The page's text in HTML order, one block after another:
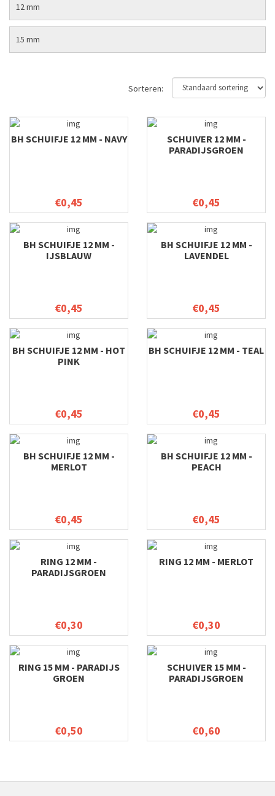
12 mm
15 mm
Sorteren:
BH SCHUIFJE 12 MM - NAVY
€0,45
SCHUIVER 12 MM -
PARADIJSGROEN
€0,45
BH SCHUIFJE 12 MM -
IJSBLAUW
€0,45
BH SCHUIFJE 12 MM -
LAVENDEL
€0,45
BH SCHUIFJE 12 MM - HOT
PINK
€0,45
BH SCHUIFJE 12 MM - TEAL
€0,45
BH SCHUIFJE 12 MM -
MERLOT
€0,45
BH SCHUIFJE 12 MM -
PEACH
€0,45
RING 12 MM -
PARADIJSGROEN
€0,30
RING 12 MM - MERLOT
€0,30
RING 15 MM - PARADIJS
GROEN
€0,50
SCHUIVER 15 MM -
PARADIJSGROEN
€0,60